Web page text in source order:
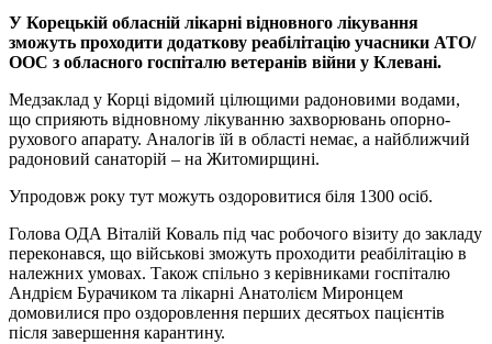
У Корецькій обласній лікарні відновного лікування
зможуть проходити додаткову реабілітацію учасники АТО/
ООС з обласного госпіталю ветеранів війни у Клевані.
Медзаклад у Корці відомий цілющими радоновими водами,
що сприяють відновному лікуванню захворювань опорно-
рухового апарату. Аналогів їй в області немає, а найближчий
радоновий санаторій – на Житомирщині.
Упродовж року тут можуть оздоровитися біля 1300 осіб.
Голова ОДА Віталій Коваль під час робочого візиту до закладу
переконався, що військові зможуть проходити реабілітацію в
належних умовах. Також спільно з керівниками госпіталю
Андрієм Бурачиком та лікарні Анатолієм Миронцем
домовилися про оздоровлення перших десятьох пацієнтів
після завершення карантину.